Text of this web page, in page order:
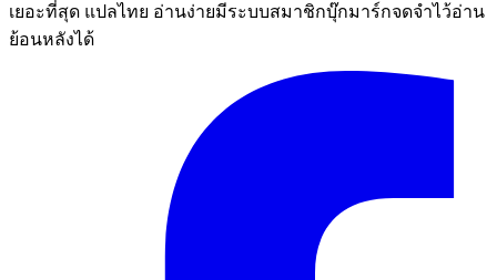
เยอะที่สุด แปลไทย อ่านง่ายมีระบบสมาชิกบุ๊กมาร์กจดจำไว้อ่าน
ย้อนหลังได้